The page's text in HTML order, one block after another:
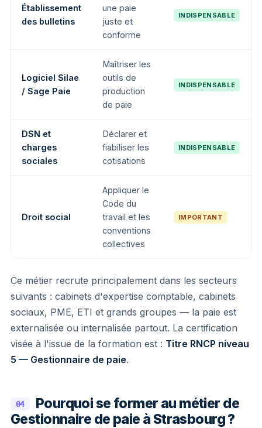
Établissement
des bulletins
une paie
juste et
conforme
INDISPENSABLE
Logiciel Silae
/ Sage Paie
Maîtriser les
outils de
production
de paie
INDISPENSABLE
DSN et
charges
sociales
Déclarer et
fiabiliser les
cotisations
INDISPENSABLE
Droit social
Appliquer le
Code du
travail et les
conventions
collectives
IMPORTANT
Ce métier recrute principalement dans les secteurs
suivants : cabinets d'expertise comptable, cabinets
sociaux, PME, ETI et grands groupes — la paie est
externalisée ou internalisée partout. La certification
visée à l'issue de la formation est : Titre RNCP niveau
5 — Gestionnaire de paie.
04
Pourquoi se former au métier de
Gestionnaire de paie à Strasbourg ?